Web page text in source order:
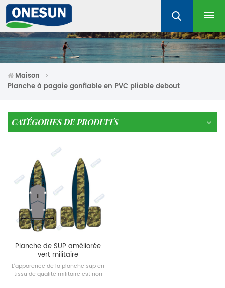
Maison
Planche à pagaie gonflable en PVC pliable debout
CATÉGORIES DE PRODUITS
Planche de SUP améliorée
vert militaire
L'apparence de la planche sup en
tissu de qualité militaire est non
seulement résistante et durable,
NOUS CONTACTER